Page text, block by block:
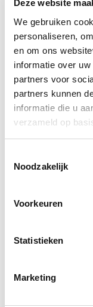
Deze website
We gebruiken
personaliseren,
en om ons
informatie over
partners voor
partners kunnen
informatie die u
verzameld op
Noodzakelijk
Voorkeuren
Statistieken
Marketing
Foto's 1&2: Leen
Zo werd het
creatieve Rob van
Gerrit Schrijver,
kampioen! Dit
Hoop 5.
Thea: “Het mooie
en 2 zonen) waren
ook zo'n leuke
sportief en
Voor bij wie de
rinkelen: in Den
uitgebreide artikel